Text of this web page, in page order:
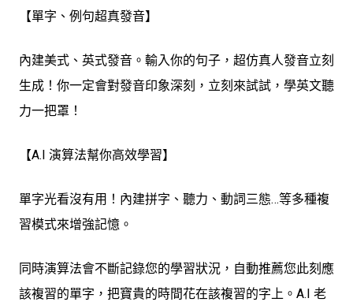
【單字、例句超真發音】
內建美式、英式發音。輸入你的句子，超仿真人發音立刻
生成！你一定會對發音印象深刻，立刻來試試，學英文聽
力一把罩！
【A.I 演算法幫你高效學習】
單字光看沒有用！內建拼字、聽力、動詞三態…等多種複
習模式來增強記憶。
同時演算法會不斷記錄您的學習狀況，自動推薦您此刻應
該複習的單字，把寶貴的時間花在該複習的字上。A.I 老